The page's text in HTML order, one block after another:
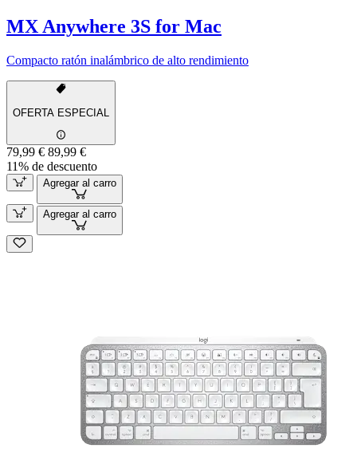
MX Anywhere 3S for Mac
Compacto ratón inalámbrico de alto rendimiento
OFERTA ESPECIAL
79,99 € 89,99 €
11% de descuento
Agregar al carro
Agregar al carro